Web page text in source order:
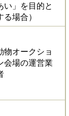
い」を目的と
る場合）
物オークショ
会場の運営業